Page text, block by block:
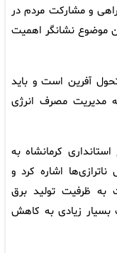
و مشارکت مردم در
موضوع نشانگر اهمیت
آفرین است و باید
مدیریت مصرف انرژی
کرمانشاه به
اشاره کرد و
به ظرفیت تولید برق
زیادی به کاهش